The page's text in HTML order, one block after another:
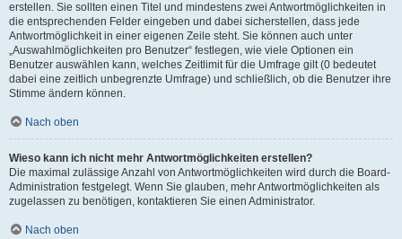
erstellen. Sie sollten einen Titel und mindestens zwei Antwortmöglichkeiten in
die entsprechenden Felder eingeben und dabei sicherstellen, dass jede
Antwortmöglichkeit in einer eigenen Zeile steht. Sie können auch unter
„Auswahlmöglichkeiten pro Benutzer“ festlegen, wie viele Optionen ein
Benutzer auswählen kann, welches Zeitlimit für die Umfrage gilt (0 bedeutet
dabei eine zeitlich unbegrenzte Umfrage) und schließlich, ob die Benutzer ihre
Stimme ändern können.
Nach oben
Wieso kann ich nicht mehr Antwortmöglichkeiten erstellen?
Die maximal zulässige Anzahl von Antwortmöglichkeiten wird durch die Board-
Administration festgelegt. Wenn Sie glauben, mehr Antwortmöglichkeiten als
zugelassen zu benötigen, kontaktieren Sie einen Administrator.
Nach oben